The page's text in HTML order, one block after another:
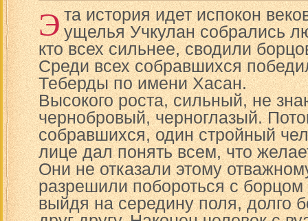
Эта история идет испокон
ущелья Учкулан собрались
кто всех сильнее, сводили
Среди всех собравшихся
Теберды по имени Хасан.
Высокого роста, сильный, не
чернобровый, черноглазый.
собравшихся, один стройный
лице дал понять всем, что
Они не отказали этому
разрешили побороться с
выйдя на середину поля, долго